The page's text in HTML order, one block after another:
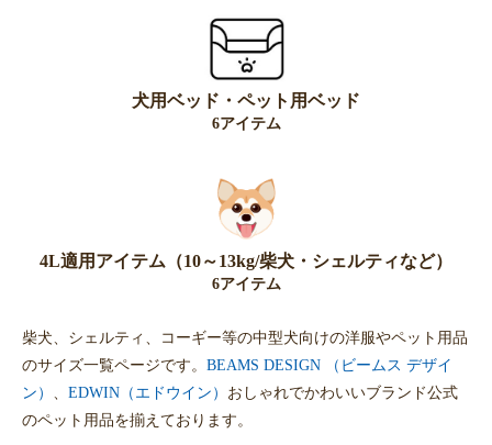
犬用ベッド・ペット用ベッド
6アイテム
4L適用アイテム（10～13kg/柴犬・シェルティなど）
6アイテム
柴犬、シェルティ、コーギー等の中型犬向けの洋服やペット用品
のサイズ一覧ページです。 BEAMS DESIGN （ビームス デザイ
ン） 、 EDWIN（エドウイン） おしゃれでかわいいブランド公式
のペット用品を揃えております。